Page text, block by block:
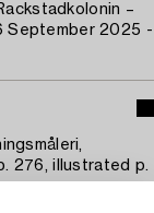
–
September 2025 -
276, illustrated p.